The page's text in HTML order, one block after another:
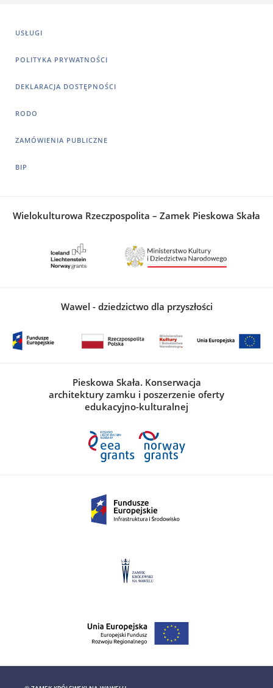
USŁUGI
POLITYKA PRYWATNOŚCI
DEKLARACJA DOSTĘPNOŚCI
RODO
ZAMÓWIENIA PUBLICZNE
BIP
Wielokulturowa Rzeczpospolita – Zamek Pieskowa Skała
Wawel - dziedzictwo dla przyszłości
Pieskowa Skała. Konserwacja
architektury zamku i poszerzenie oferty
edukacyjno-kulturalnej